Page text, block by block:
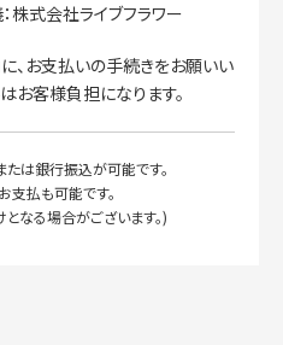
株式会社ライブフラワー
、お支払いの手続きをお願いい
お客様負担になります。
たは銀行振込が可能です。
支払も可能です。
なる場合がございます。)